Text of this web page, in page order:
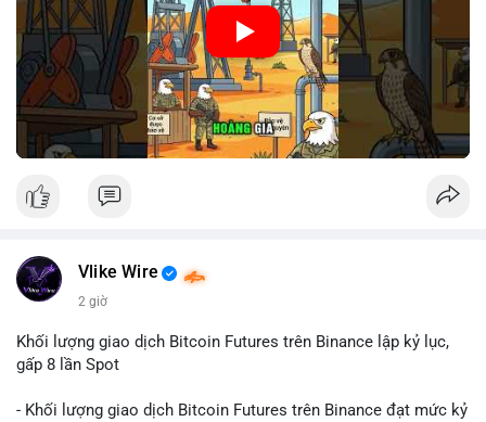
🎥 Xem video trực tiếp tại:
Nguồn: Cú Thông Thái
Vlike Wire
2 giờ
Khối lượng giao dịch Bitcoin Futures trên Binance lập kỷ lục,
gấp 8 lần Spot
- Khối lượng giao dịch Bitcoin Futures trên Binance đạt mức kỷ